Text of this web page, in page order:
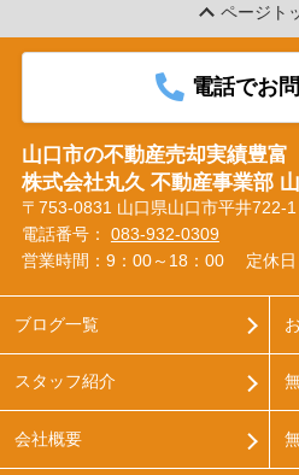
ページト
電話でお
山口市の不動産売却実績豊富
株式会社丸久 不動産事業部
〒753-0831 山口県山口市平井722-1
電話番号： 083-932-0309
営業時間：9：00～18：00
定休
ブログ一覧
スタッフ紹介
会社概要